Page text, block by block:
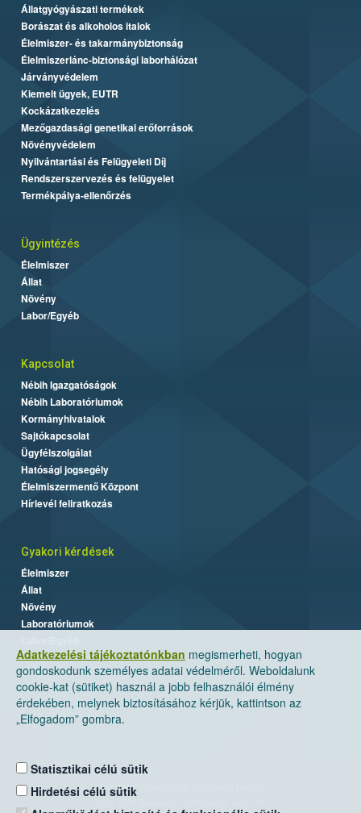
Adatkezelési tájékoztatónkban megismerheti, hogyan
gondoskodunk személyes adatai védelméről. Weboldalunk
cookie-kat (sütiket) használ a jobb felhasználói élmény
érdekében, melynek biztosításához kérjük, kattintson az
„Elfogadom” gombra.
Statisztikai célú sütik
Hirdetési célú sütik
Állatgyógyászati termékek
Borászat és alkoholos italok
Élelmiszer- és takarmánybiztonság
Élelmiszerlánc-biztonsági laborhálózat
Járványvédelem
Kiemelt ügyek, EUTR
Kockázatkezelés
Mezőgazdasági genetikai erőforrások
Növényvédelem
Nyilvántartási és Felügyeleti Díj
Rendszerszervezés és felügyelet
Termékpálya-ellenőrzés
Ügyintézés
Élelmiszer
Állat
Növény
Labor/Egyéb
Kapcsolat
Nébih Igazgatóságok
Nébih Laboratóriumok
Kormányhivatalok
Sajtókapcsolat
Ügyfélszolgálat
Hatósági jogsegély
Élelmiszermentő Központ
Hírlevél feliratkozás
Gyakori kérdések
Élelmiszer
Állat
Növény
Laboratóriumok
Nemzeti Élelmiszerlánc-biztonsági Hivatal